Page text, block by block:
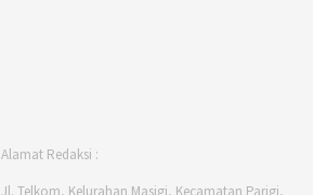
Alamat Redaksi :